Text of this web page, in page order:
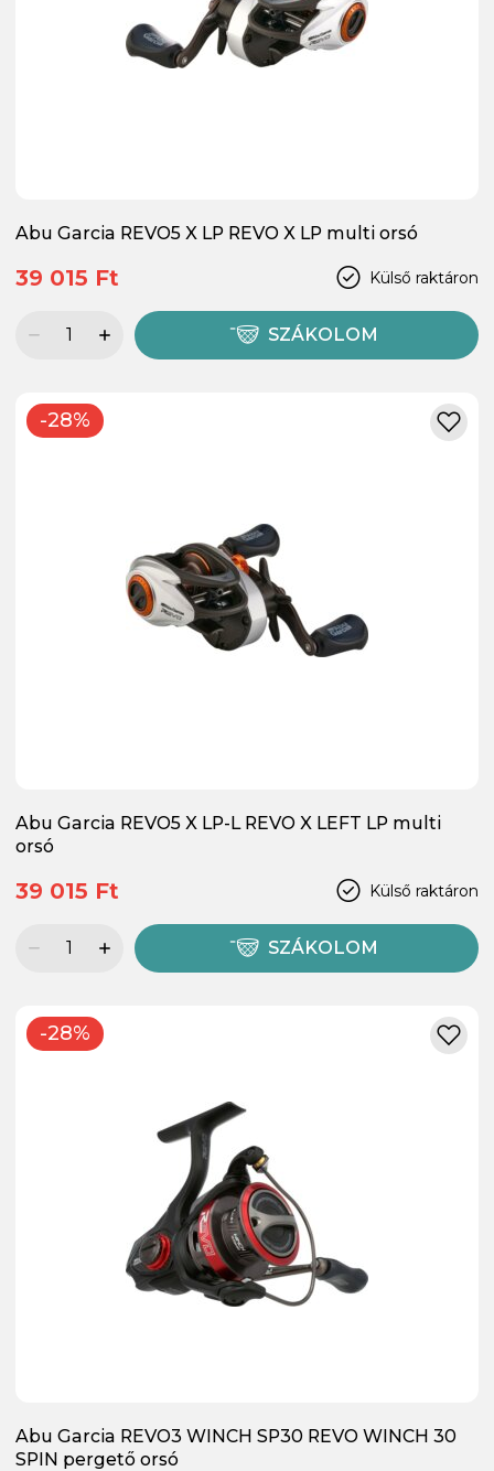
Abu Garcia REVO5 X LP REVO X LP multi orsó
Külső raktáron
39 015 Ft
SZÁKOLOM
-28%
Abu Garcia REVO5 X LP-L REVO X LEFT LP multi
orsó
Külső raktáron
39 015 Ft
SZÁKOLOM
-28%
Abu Garcia REVO3 WINCH SP30 REVO WINCH 30
SPIN pergető orsó